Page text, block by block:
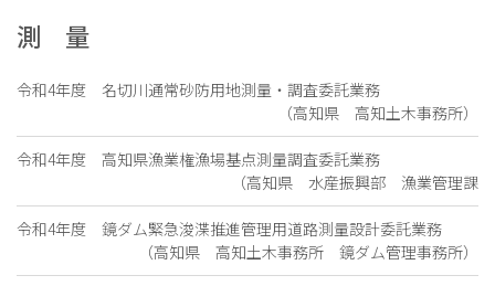
測 量
令和4年度 名切川通常砂防用地測量・調査委託業務
（高知県 高知土木事務所）
令和4年度 高知県漁業権漁場基点測量調査委託業務
（高知県 水産振興部 漁業管理課
令和4年度 鏡ダム緊急浚渫推進管理用道路測量設計委託業務
（高知県 高知土木事務所 鏡ダム管理事務所）